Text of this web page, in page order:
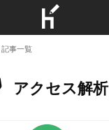
アクセス解析
事一覧